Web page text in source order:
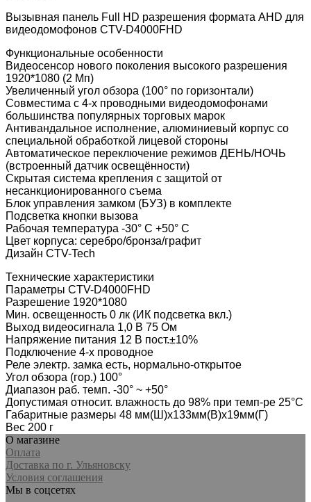
Вызывная панель Full HD разрешения формата AHD для
видеодомофонов CTV-D4000FHD
Функциональные особенности
Видеосенсор нового поколения высокого разрешения
1920*1080 (2 Мп)
Увеличенный угол обзора (100° по горизонтали)
Совместима с 4-х проводными видеодомофонами
большинства популярных торговых марок
Антивандальное исполнение, алюминиевый корпус со
специальной обработкой лицевой стороны
Автоматическое переключение режимов ДЕНЬ/НОЧЬ
(встроенный датчик освещённости)
Скрытая система крепления с защитой от
несанкционированного съема
Блок управления замком (БУЗ) в комплекте
Подсветка кнопки вызова
Рабочая температура -30° С +50° С
Цвет корпуса: серебро/бронза/графит
Дизайн CTV-Tech
Технические характеристики
Параметры CTV-D4000FHD
Разрешение 1920*1080
Мин. освещенность 0 лк (ИК подсветка вкл.)
Выход видеосигнала 1,0 В 75 Ом
Напряжение питания 12 В пост.±10%
Подключение 4-х проводное
Реле электр. замка есть, нормально-открытое
Угол обзора (гор.) 100°
Диапазон раб. темп. -30° ~ +50°
Допустимая относит. влажность до 98% при темп-ре 25°C
Габаритные размеры 48 мм(Ш)х133мм(В)х19мм(Г)
Вес 200 г
О магазине
Оплата
Доставка по г. Ульяновску
Условия соглашения
Мы в соцсетях